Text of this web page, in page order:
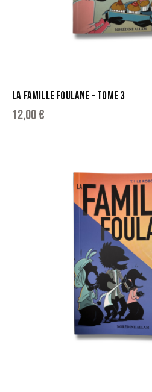
LA FAMILLE FOULANE – TOME 3
12,00€